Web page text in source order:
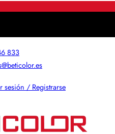
833
sesión / Registrarse